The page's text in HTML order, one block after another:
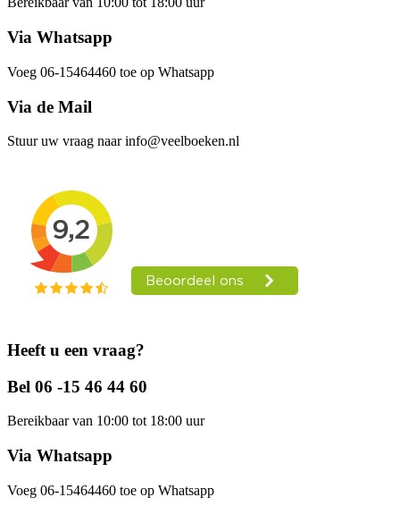
Via Whatsapp
Voeg 06-15464460 toe op Whatsapp
Via de Mail
Stuur uw vraag naar info@veelboeken.nl
Heeft u een vraag?
Bel 06 -15 46 44 60
Bereikbaar van 10:00 tot 18:00 uur
Via Whatsapp
Voeg 06-15464460 toe op Whatsapp